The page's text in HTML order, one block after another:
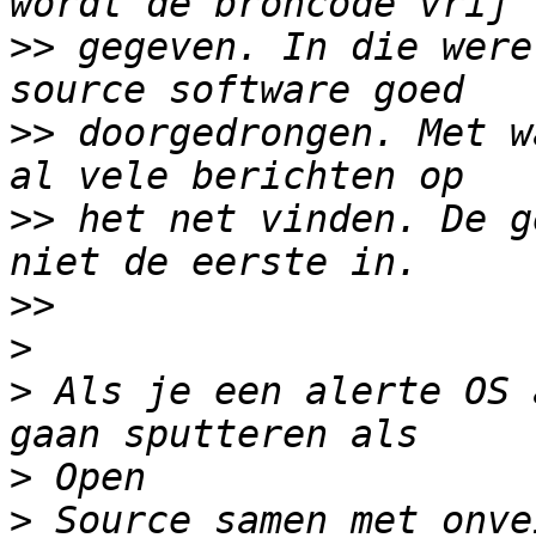
>> gegeven. In die
>> doorgedrongen. Met
>> het net vinden. De
>>
>
> Als je een alerte OS
>
> Source samen met